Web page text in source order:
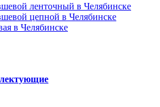
ленточный в Челябинске
цепной в Челябинске
в Челябинске